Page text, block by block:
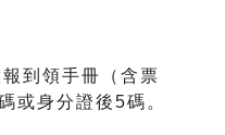
到領手冊（含票
或身分證後5碼。